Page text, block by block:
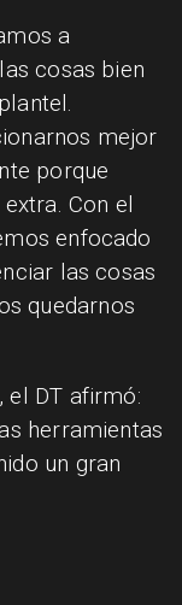
a
cosas bien
mejor
porque
Con el
enfocado
las cosas
quedarnos
el DT afirmó:
herramientas
un gran